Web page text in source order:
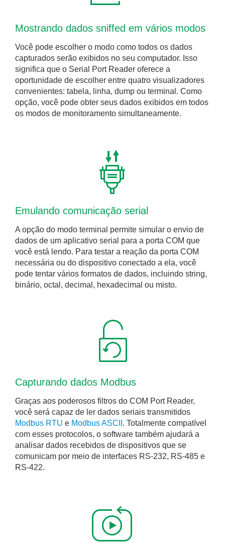
Mostrando dados sniffed em vários modos
Você pode escolher o modo como todos os dados
capturados serão exibidos no seu computador. Isso
significa que o Serial Port Reader oferece a
oportunidade de escolher entre quatro visualizadores
convenientes: tabela, linha, dump ou terminal. Como
opção, você pode obter seus dados exibidos em todos
os modos de monitoramento simultaneamente.
Emulando comunicação serial
A opção do modo terminal permite simular o envio de
dados de um aplicativo serial para a porta COM que
você está lendo. Para testar a reação da porta COM
necessária ou do dispositivo conectado a ela, você
pode tentar vários formatos de dados, incluindo string,
binário, octal, decimal, hexadecimal ou misto.
Capturando dados Modbus
Graças aos poderosos filtros do COM Port Reader,
você será capaz de ler dados seriais transmitidos
Modbus RTU e Modbus ASCII . Totalmente compatível
com esses protocolos, o software também ajudará a
analisar dados recebidos de dispositivos que se
comunicam por meio de interfaces RS-232, RS-485 e
RS-422.